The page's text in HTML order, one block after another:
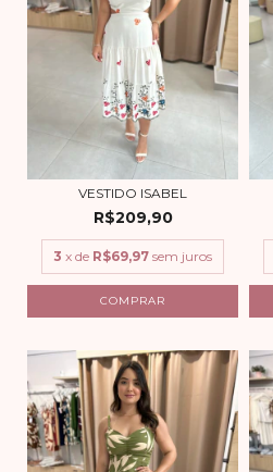
VESTIDO ISABEL
R$209,90
3 x de R$69,97 sem juros
COMPRAR